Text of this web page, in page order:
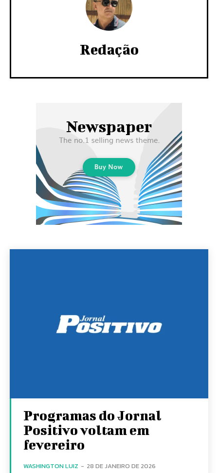
Redação
Programas do Jornal
Positivo voltam em
fevereiro
WASHINGTON LUIZ - 28 DE JANEIRO DE 2026